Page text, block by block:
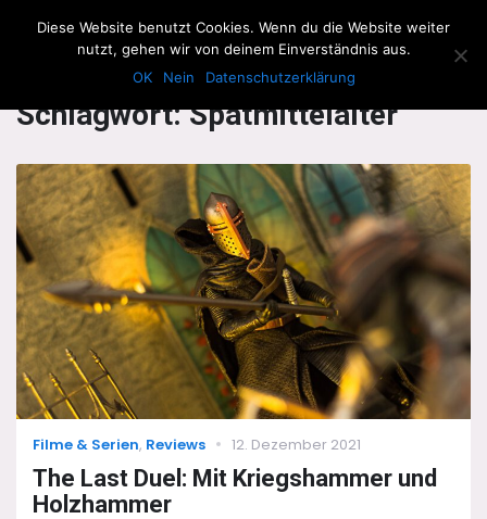
The Howling Men
Schlagwort:Spätmittelalter
Categories
Filme & Serien, Reviews
Posted
12. Dezember 2021
The Last Duel: Mit Kriegshammer und
Holzhammer
Diese Website benutzt Cookies. Wenn du die Website weiter
nutzt, gehen wir von deinem Einverständnis aus.
OK
Nein Datenschutzerklärung